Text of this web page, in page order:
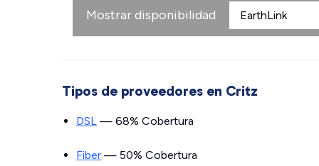
Mostrar disponibilidad
Tipos de proveedores en Critz
DSL — 68% Cobertura
Fiber — 50% Cobertura